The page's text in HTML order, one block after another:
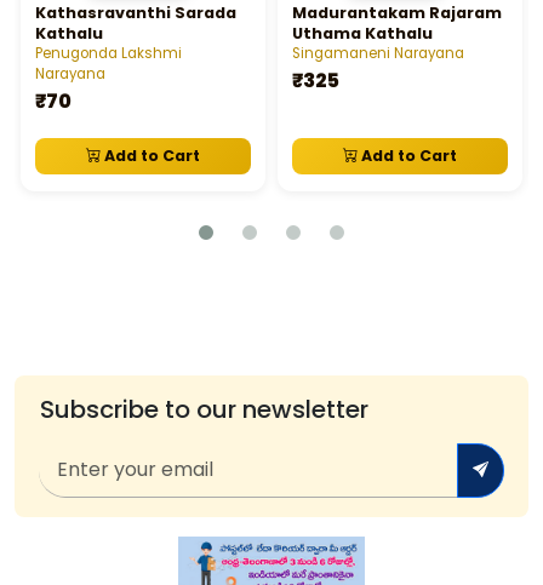
Kathasravanthi Sarada
Kathalu
Penugonda Lakshmi
Narayana
₹70
Add to Cart
Madurantakam Rajaram
Uthama Kathalu
Singamaneni Narayana
₹325
Add to Cart
Subscribe to our newsletter